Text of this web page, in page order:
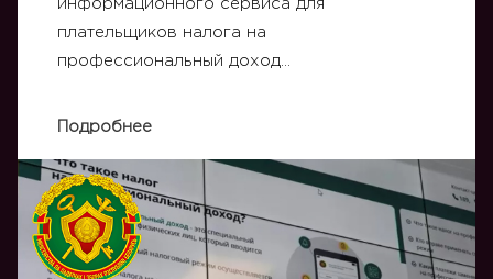
информационного сервиса для
плательщиков налога на
профессиональный доход…
Подробнее